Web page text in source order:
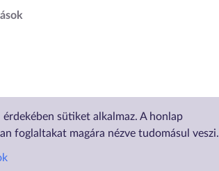
sütiket alkalmaz. A honlap
foglaltakat magára nézve tudomásul veszi.